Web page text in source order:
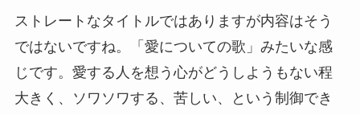
ストレートなタイトルではありますが内容はそう
ではないですね。「愛についての歌」みたいな感
じです。愛する人を想う心がどうしようもない程
大きく、ソワソワする、苦しい、という制御でき